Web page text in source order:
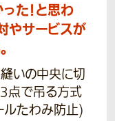
た！と思わ
やサービスが
いの中央に切
点で吊る方式
ルたわみ防止)